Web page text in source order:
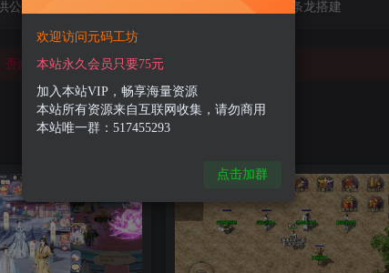
公益游戏供大家参考
本站提供一条龙搭建
否则删除会员权限!
否则一切后果自行承担!
欢迎访问元码工坊
本站永久会员只要75元
加入本站VIP，畅享海量资源
本站所有资源来自互联网收集，请勿商用
本站唯一群：517455293
点击加群